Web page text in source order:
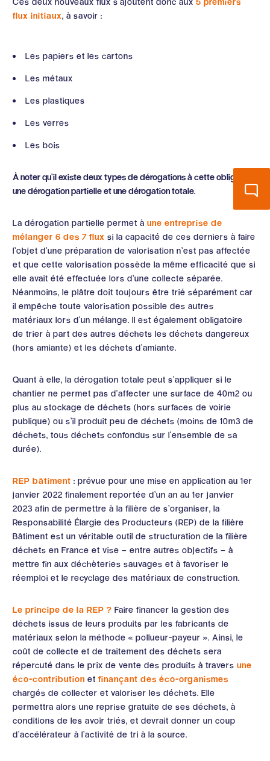
flux initiaux, à savoir :
Les papiers et les cartons
Les métaux
Les plastiques
Les verres
Les bois
À noter qu’il existe deux types de dérogations à cette obligation,
une dérogation partielle et une dérogation totale.
La dérogation partielle permet àune entreprise de
mélanger 6 des 7 flux si la capacité de ces derniers à faire
l’objet d’une préparation de valorisation n’est pas affectée
et que cette valorisation possède la même efficacité que si
elle avait été effectuée lors d’une collecte séparée.
Néanmoins, le plâtre doit toujours être trié séparément car
il empêche toute valorisation possible des autres
matériaux lors d’un mélange. Il est également obligatoire
de trier à part des autres déchets les déchets dangereux
(hors amiante) et les déchets d’amiante.
Quant à elle, la dérogation totale peut s’appliquer si le
chantier ne permet pas d'affecter une surface de 40m2 ou
plus au stockage de déchets (hors surfaces de voirie
publique) ou s’il produit peu de déchets (moins de 10m3 de
déchets, tous déchets confondus sur l'ensemble de sa
durée).
REP bâtiment : prévue pour une mise en application au 1er
janvier 2022 finalement reportée d’un an au 1er janvier
2023 afin de permettre à la filière de s’organiser, la
Responsabilité Élargie des Producteurs (REP) de la filière
Bâtiment est un véritable outil de structuration de la filière
déchets en France et vise – entre autres objectifs – à
mettre fin aux déchèteries sauvages et à favoriser le
réemploi et le recyclage des matériaux de construction.
Le principe de la REP ? Faire financer la gestion des
déchets issus de leurs produits par les fabricants de
matériaux selon la méthode « pollueur-payeur ». Ainsi, le
coût de collecte et de traitement des déchets sera
répercuté dans le prix de vente des produits à traversune
éco-contribution etfinançant des éco-organismes
chargés de collecter et valoriser les déchets. Elle
permettra alors une reprise gratuite de ses déchets, à
conditions de les avoir triés, et devrait donner un coup
d’accélérateur à l’activité de tri à la source.